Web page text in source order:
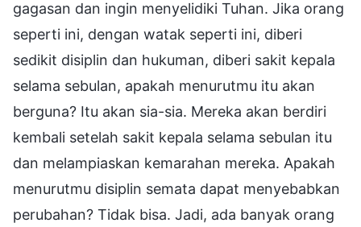
gagasan dan ingin menyelidiki Tuhan. Jika orang
seperti ini, dengan watak seperti ini, diberi
sedikit disiplin dan hukuman, diberi sakit kepala
selama sebulan, apakah menurutmu itu akan
berguna? Itu akan sia-sia. Mereka akan berdiri
kembali setelah sakit kepala selama sebulan itu
dan melampiaskan kemarahan mereka. Apakah
menurutmu disiplin semata dapat menyebabkan
perubahan? Tidak bisa. Jadi, ada banyak orang